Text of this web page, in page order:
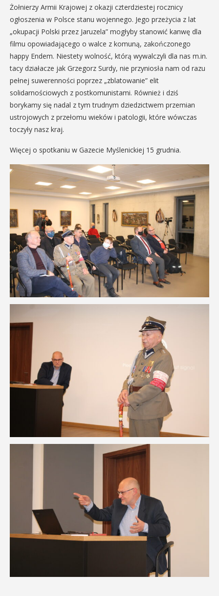
Żołnierzy Armii Krajowej z okazji czterdziestej rocznicy
ogłoszenia w Polsce stanu wojennego. Jego przeżycia z lat
„okupacji Polski przez Jaruzela” mogłyby stanowić kanwę dla
filmu opowiadającego o walce z komuną, zakończonego
happy Endem. Niestety wolność, którą wywalczyli dla nas m.in.
tacy działacze jak Grzegorz Surdy, nie przyniosła nam od razu
pełnej suwerenności poprzez „zblatowanie” elit
solidarnościowych z postkomunistami. Również i dziś
borykamy się nadal z tym trudnym dziedzictwem przemian
ustrojowych z przełomu wieków i patologii, które wówczas
toczyły nasz kraj.
Więcej o spotkaniu w Gazecie Myślenickiej 15 grudnia.